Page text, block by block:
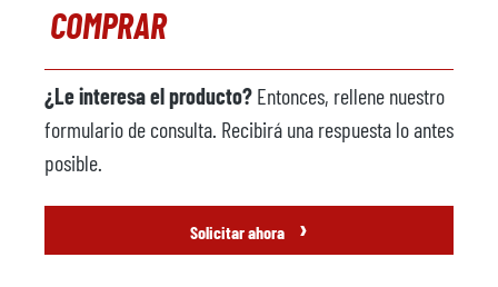
COMPRAR
¿Le interesa el producto? Entonces, rellene nuestro
formulario de consulta. Recibirá una respuesta lo antes
posible.
Solicitar ahora ›